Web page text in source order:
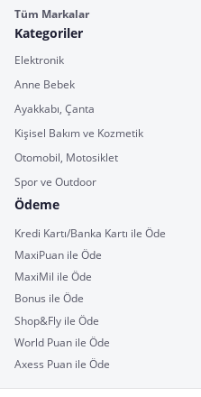
Tüm Markalar
Kategoriler
Elektronik
Anne Bebek
Ayakkabı, Çanta
Kişisel Bakım ve Kozmetik
Otomobil, Motosiklet
Spor ve Outdoor
Ödeme
Kredi Kartı/Banka Kartı ile Öde
MaxiPuan ile Öde
MaxiMil ile Öde
Bonus ile Öde
Shop&Fly ile Öde
World Puan ile Öde
Axess Puan ile Öde